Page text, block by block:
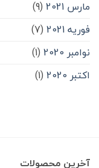
مارس 2021
(9)
فوریه 2021
(7)
نوامبر 2020
(1)
اکتبر 2020
(1)
آخرین محصولات